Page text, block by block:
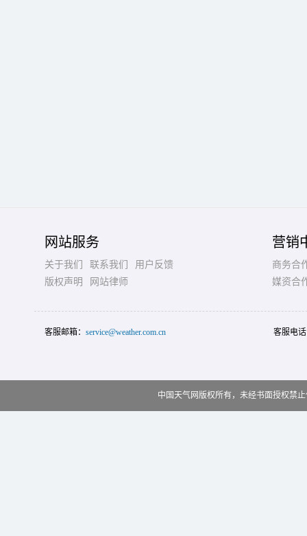
网站服务
关于我们 联系我们
用户反馈
版权声明
网站律师
营销
商务合
媒资合
客服邮箱： service@weather.com.cn 客服电
中国天气网版权所有，未经书面授权